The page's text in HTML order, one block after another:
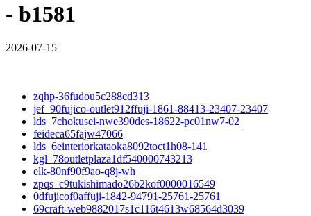
- b1581
2026-07-15
zqhp-36fudou5c288cd313
jef_90fujico-outlet912ffuji-1861-88413-23407-23407
lds_7chokusei-nwe390des-18622-pc01nw7-02
feideca65fajw47066
lds_6einteriorkataoka8092toct1h08-141
kgl_78outletplaza1df540000743213
elk-80nf90f9ao-q8j-wh
zpqs_c9tukishimado26b2kof0000016549
0dfujicof0affuji-1842-94791-25761-25761
69craft-web9882017s1c116t4613w68564d3039